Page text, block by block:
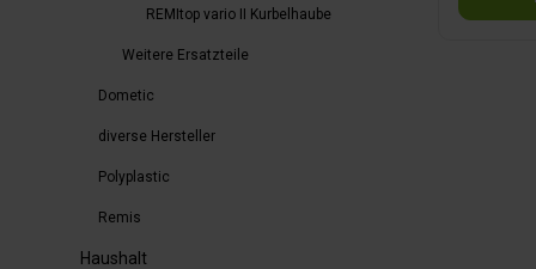
REMItop vario II Kurbelhaube
Weitere Ersatzteile
Dometic
diverse Hersteller
Polyplastic
Remis
Haushalt